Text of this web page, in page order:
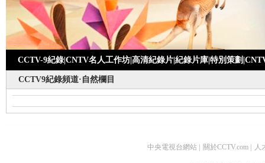
CCTV-9紀錄 CNTV名人工作坊 高清紀錄片 紀錄片庫 特別策劃
CCTV9紀錄頻道·自然欄目
中央電視台網站 關於CCTV.com 人